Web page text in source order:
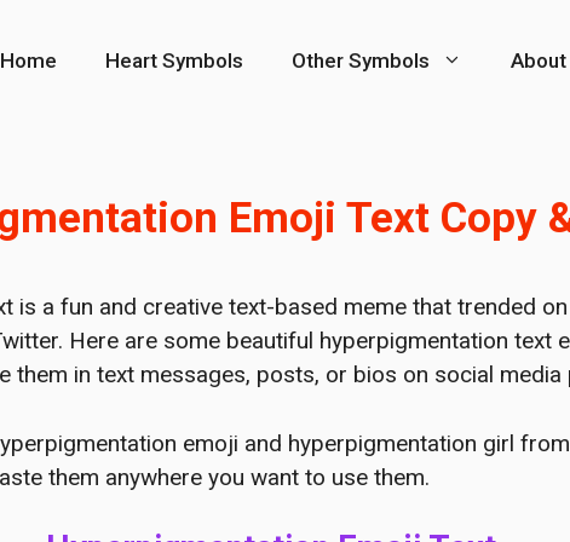
Home Heart Symbols Other Symbols About
Emoji Text Copy
is a fun and creative text-based meme that trended
Here are some beautiful hyperpigmentation text
them in text messages, posts, or bios on social
emoji and hyperpigmentation girl
them anywhere you want to use them.